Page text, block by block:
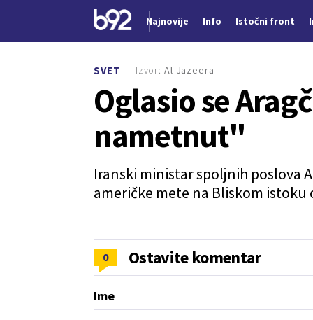
Najnovije Info Istočni front
SVET
Oglasio se
nametnut"
Iranski ministar spoljnih poslova
američke mete na Bliskom
Izvor: Al Jazeera
0 Ostavite komentar
Ime